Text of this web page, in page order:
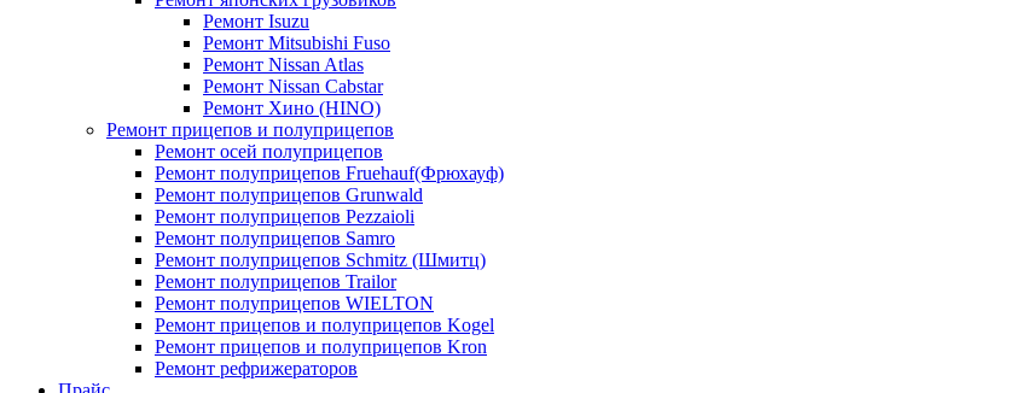
Ремонт Isuzu
Ремонт Mitsubishi Fuso
Ремонт Nissan Atlas
Ремонт Nissan Cabstar
Ремонт Хино (HINO)
Ремонт прицепов и полуприцепов
Ремонт осей полуприцепов
Ремонт полуприцепов Fruehauf(Фрюхауф)
Ремонт полуприцепов Grunwald
Ремонт полуприцепов Pezzaioli
Ремонт полуприцепов Samro
Ремонт полуприцепов Schmitz (Шмитц)
Ремонт полуприцепов Trailor
Ремонт полуприцепов WIELTON
Ремонт прицепов и полуприцепов Kogel
Ремонт прицепов и полуприцепов Kron
Ремонт рефрижераторов